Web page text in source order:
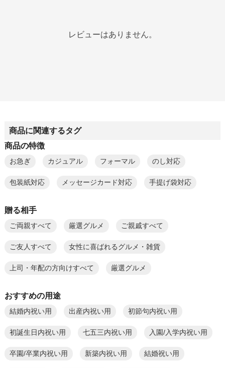
レビューはありません。
商品に関連するタグ
商品の特徴
お急ぎ カジュアル フォーマル のし対応
包装紙対応 メッセージカード対応 手提げ袋対応
贈る相手
ご両親すべて 厳選グルメ ご親戚すべて
ご友人すべて 女性に喜ばれるグルメ・雑貨
上司・年配の方向けすべて 厳選グルメ
おすすめの用途
結婚内祝い用 出産内祝い用 初節句内祝い用
初誕生日内祝い用 七五三内祝い用 入園/入学内祝い用
卒園/卒業内祝い用 新築内祝い用 結婚祝い用